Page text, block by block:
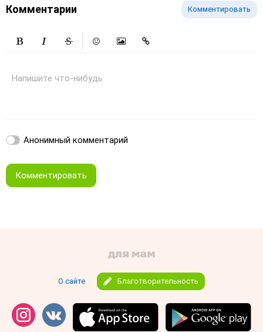
Комментарии Комментировать
Напишите что-нибудь
Анонимный комментарий
Комментировать
О сайте Благотворительность